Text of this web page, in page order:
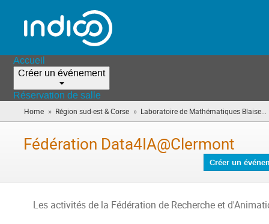
Accueil
Créer un événement
Réservation de salle
Home » Région sud-est & Corse » Laboratoire de Mathématiques Blaise...
Fédération Data4IA@Clermont
Créer un
Les activités de la Fédération de Recherche et